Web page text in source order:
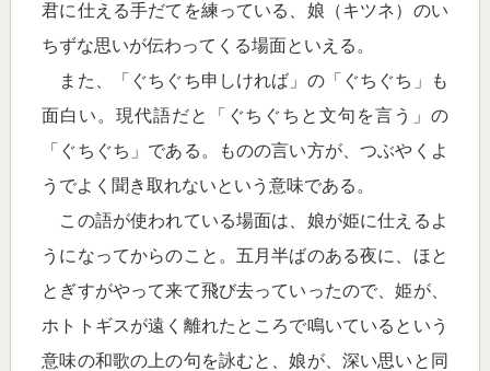
君に仕える手だてを練っている、娘（キツネ）のい
ちずな思いが伝わってくる場面といえる。
また、「ぐちぐち申しければ」の「ぐちぐち」も
面白い。現代語だと「ぐちぐちと文句を言う」の
「ぐちぐち」である。ものの言い方が、つぶやくよ
うでよく聞き取れないという意味である。
この語が使われている場面は、娘が姫に仕えるよ
うになってからのこと。五月半ばのある夜に、ほと
とぎすがやって来て飛び去っていったので、姫が、
ホトトギスが遠く離れたところで鳴いているという
意味の和歌の上の句を詠むと、娘が、深い思いと同